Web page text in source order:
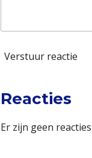
Verstuur reactie
Reacties
Er zijn geen